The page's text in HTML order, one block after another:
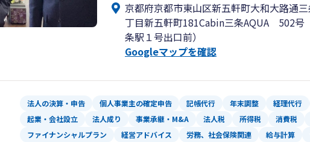
弁護士、司法書士、社労士、弁理士、その他
で、安心してお任せください。
鴨川沿い、三条京阪駅１番出口すぐ、バス
立地です。
阪急河原町駅からも徒歩５分程度、訪問対
ぜひご相談をお待ちしております。
京都府京都市東山区新五軒町大和大路通三
丁目新五軒町181Cabin三条AQUA 502号
条駅１号出口前）
Googleマップを確認
法人の決算・申告 個人事業主の確定申告 記帳代行 年末調整 経理代行
起業・会社設立
法人成り 事業承継・M&A 法人税 所得税 消費税
ファイナンシャルプラン
経営アドバイス 労務、社会保険関連 給与計算